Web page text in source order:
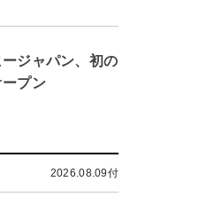
ージャパン、初の
プン
2026.08.09付